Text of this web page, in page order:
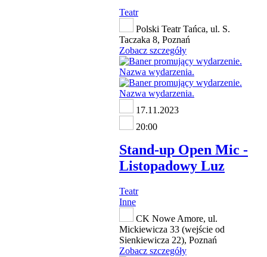
Teatr
Polski Teatr Tańca, ul. S.
Taczaka 8, Poznań
Zobacz szczegóły
17.11.2023
20:00
Stand-up Open Mic -
Listopadowy Luz
Teatr
Inne
CK Nowe Amore, ul.
Mickiewicza 33 (wejście od
Sienkiewicza 22), Poznań
Zobacz szczegóły